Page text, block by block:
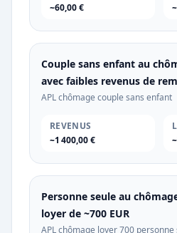
~60,00 €
Couple sans enfant au
avec faibles revenus de
APL chômage couple sans enfant
REVENUS
~1 400,00 €
Personne seule au
loyer de ~700 EUR
APL chômage loyer 700 personne